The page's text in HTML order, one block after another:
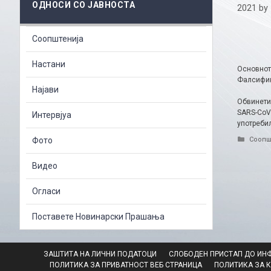
2021 by
SARS-
ОДНОСИ СО ЈАВНОСТА
Соопштенија
Настани
Најави
Интервјуа
Фото
Видео
Огласи
Поставете Новинарски Прашања
ЗАШТИТА НА ЛИЧНИ ПОДАТОЦИ СЛОБОДЕН ПРИСТАП ДО
ПОЛИТИКА ЗА ПРИВАТНОСТ ВЕБ СТРАНИЦА
ПОЛИТИКА ЗА